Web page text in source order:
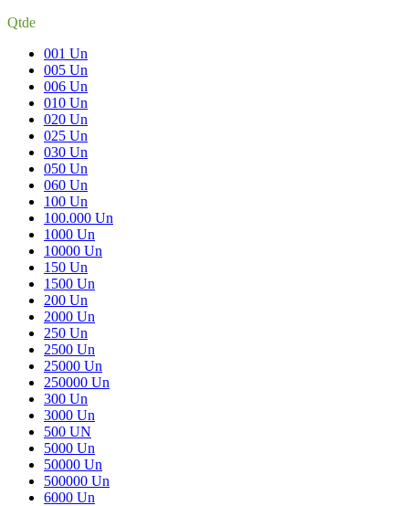
Qtde
001 Un
005 Un
006 Un
010 Un
020 Un
025 Un
030 Un
050 Un
060 Un
100 Un
100.000 Un
1000 Un
10000 Un
150 Un
1500 Un
200 Un
2000 Un
250 Un
2500 Un
25000 Un
250000 Un
300 Un
3000 Un
500 UN
5000 Un
50000 Un
500000 Un
6000 Un